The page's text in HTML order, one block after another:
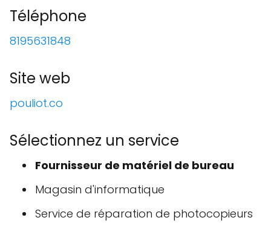
Téléphone
8195631848
Site web
pouliot.co
Sélectionnez un service
Fournisseur de matériel de bureau
Magasin d'informatique
Service de réparation de photocopieurs